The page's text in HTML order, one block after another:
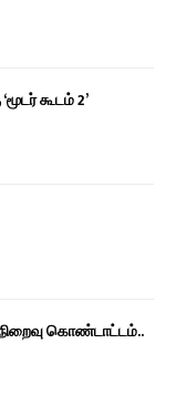
கூடம் 2’
நிறைவு கொண்டாட்டம்..